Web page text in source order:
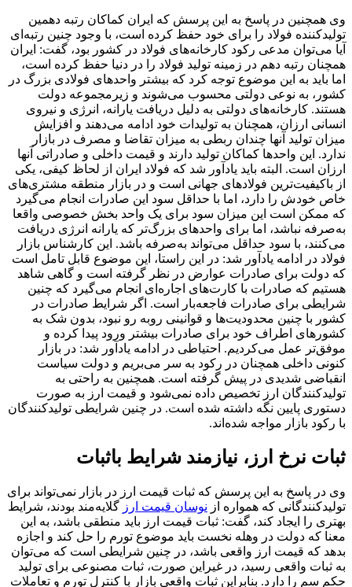
وی همچنین در پاسخ به این پرسش که ایران کماکان رتبه دهمین
تولیدکننده فولاد را برای خود حفظ کرده است، با وجود چنین رتبه‌ای
آیا می‌توان مدعی رکود کارخانه‌های فولاد در کشور بود، گفت: ایران
همچنان رتبه دهم در زمینه تولید فولاد را در دنیا حفظ کرده است،
اما باید به این موضوع توجه کرد که بیشتر واحدهای فولادی بزرگ در
کشور، به نوعی دولتی محسوب می‌شوند و زیرمجموعه دولت
هستند. کارخانه‌های دولتی به دلیل دریافت یارانه، انرژی و نیروی
انسانی ارزان، همچنان به تولیدات خود ادامه می‌دهند و افزایش
میزان تولید آنها چندان ربطی به میزان تقاضا و مصرف در بازار
ندارد. این واحدها کماکان تولید دارند و قیمت داخلی و صادراتی آنها
ارزان است. البته باید یادآور شد که فولاد ایران از لحاظ کیفی، یکی
از باکیفیت‌ترین فولادهای جهانی است و در بازار منطقه مشتری‌های
خاص خودش را دارد، اما با حداقل سود این صادرات انجام می‌گیرد
که ممکن است این میزان سود برای یک واحد بخش خصوصی واقعا
به‌صرفه نباشد، اما برای واحدهای بزرگ‌تر که یارانه انرژی دریافت
می‌کنند، با سود حداقل می‌تواند به‌صرفه باشد. این کارشناس بازار
فولاد در ادامه یادآور شد: در این راستا، این موضوع قابل تامل است
که دولت برای صادرات عوارض در نظر گرفته است و گاهی شاهد
هستیم که صادرات با کارت‌های اجاره‌ای انجام می‌گیرد که چنین
شرایطی برای صادرات فاجعه‌بار است. اگر شرایط صادرات در
کشور با چنین محدودیت‌ها و قوانینی روبه رو نبود، بدون شک به
کشورهای اطراف خود برای صادرات بیشتر ورود پیدا کرده و
موفق‌تر عمل می‌کردیم. احتیاطی در ادامه یادآور شد: در بازار
کنونی داخلی همچنان در رکود به سر می‌بریم و دولت سیاست
انقباضی شدیدی در پیش گرفته است. همچنین به راحتی به
تولیدکنندگان ارز تخصیص داده نمی‌شود و قیمت ارز به صورت
دستوری پایین نگه داشته شده است. در چنین شرایطی تولیدکنندگان
با رکود بازار مواجه شده‌اند.
ثبات نرخ ارز، نیازمند شرایط باثبات
وی در پاسخ به این پرسش که ثبات قیمت ارز در بازار نمی‌تواند برای
تولیدکنندگانی که همواره از نوسان قیمت ارز گلایه‌مند بودند، شرایط
بهتری را ایجاد کند، گفت: ثبات قیمت ارز باید منطقی باشد، به این
معنا که دولت در وهله نخست باید موضوع تورم را حل کند و اجازه
بدهد که قیمت ارز واقعی باشد، در چنین شرایطی است که می‌توان
به ثبات واقعی رسید، در غیراین صورت، ثبات مصنوعی برای تولید
حکم سم را دارد. بنابراین ثبات واقعی بازار با کنترل تورم و تعاملات